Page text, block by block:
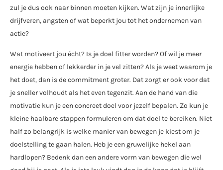
zul je dus ook naar binnen moeten kijken. Wat zijn je innerlijke
drijfveren, angsten of wat beperkt jou tot het ondernemen van
actie?
Wat motiveert jou écht? Is je doel fitter worden? Of wil je meer
energie hebben of lekkerder in je vel zitten? Als je weet waarom je
het doet, dan is de commitment groter. Dat zorgt er ook voor dat
je sneller volhoudt als het even tegenzit. Aan de hand van die
motivatie kun je een concreet doel voor jezelf bepalen. Zo kun je
kleine haalbare stappen formuleren om dat doel te bereiken. Niet
half zo belangrijk is welke manier van bewegen je kiest om je
doelstelling te gaan halen. Heb je een gruwelijke hekel aan
hardlopen? Bedenk dan een andere vorm van bewegen die wel